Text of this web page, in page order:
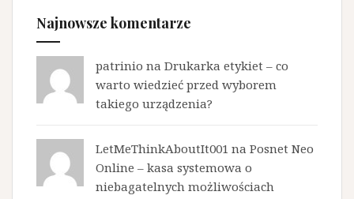
Najnowsze komentarze
patrinio na Drukarka etykiet – co
warto wiedzieć przed wyborem
takiego urządzenia?
LetMeThinkAboutIt001 na Posnet Neo
Online – kasa systemowa o
niebagatelnych możliwościach